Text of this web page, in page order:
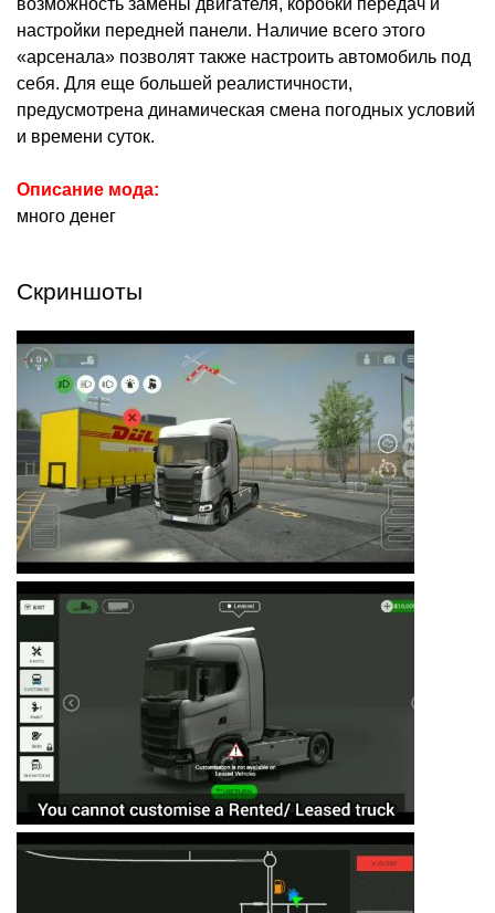
возможность замены двигателя, коробки передач и
настройки передней панели. Наличие всего этого
«арсенала» позволят также настроить автомобиль под
себя. Для еще большей реалистичности,
предусмотрена динамическая смена погодных условий
и времени суток.
Описание мода:
много денег
Скриншоты